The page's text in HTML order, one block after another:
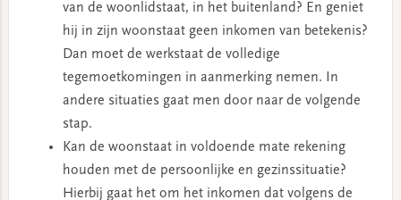
van de woonlidstaat, in het buitenland? En geniet
hij in zijn woonstaat geen inkomen van betekenis?
Dan moet de werkstaat de volledige
tegemoetkomingen in aanmerking nemen. In
andere situaties gaat men door naar de volgende
stap.
Kan de woonstaat in voldoende mate rekening
houden met de persoonlijke en gezinssituatie?
Hierbij gaat het om het inkomen dat volgens de